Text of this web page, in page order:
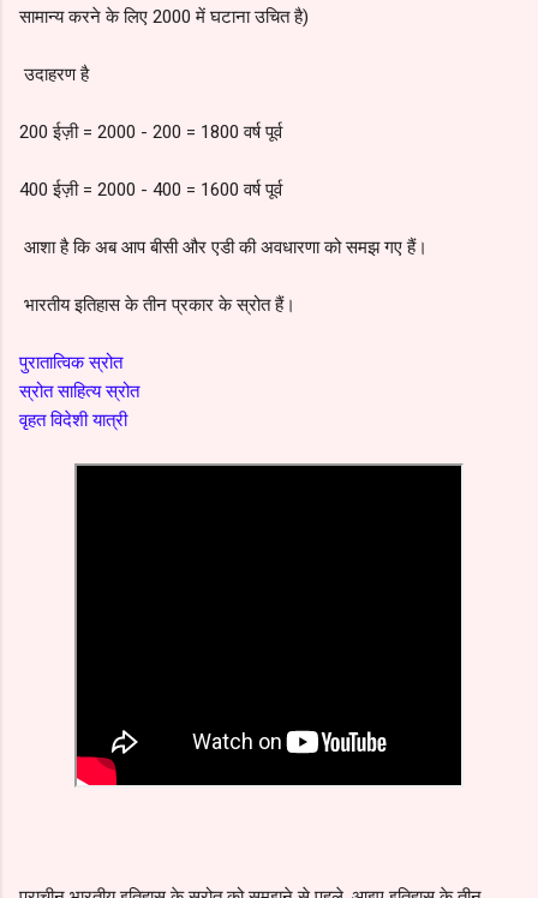
सामान्य करने के लिए 2000 में घटाना उचित है)
उदाहरण है
200 ईज़ी = 2000 - 200 = 1800 वर्ष पूर्व
400 ईज़ी = 2000 - 400 = 1600 वर्ष पूर्व
आशा है कि अब आप बीसी और एडी की अवधारणा को समझ गए हैं।
भारतीय इतिहास के तीन प्रकार के स्रोत हैं।
पुरातात्विक स्रोत
स्रोत साहित्य स्रोत
वृहत विदेशी यात्री